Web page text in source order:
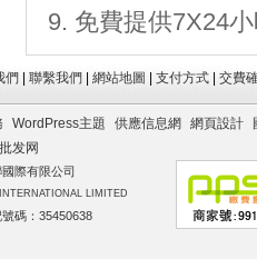
免費提供7X24
們 聯繫我們 網站地圖 支付方式| 交費
WordPress主題 供應信息網 網頁設計
发网
際有限公司
LIMITED
碼：35450638